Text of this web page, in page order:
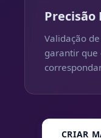
Precisão
Validação
garantir que
CRIAR